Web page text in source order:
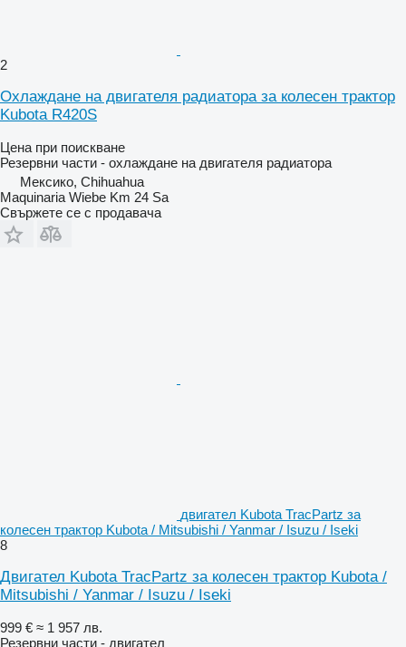
2
Охлаждане на двигателя радиатора за колесен трактор
Kubota R420S
Цена при поискване
Резервни части - охлаждане на двигателя радиатора
Мексико, Chihuahua
Maquinaria Wiebe Km 24 Sa
Свържете се с продавача
двигател Kubota TracPartz за
колесен трактор Kubota / Mitsubishi / Yanmar / Isuzu / Iseki
8
Двигател Kubota TracPartz за колесен трактор Kubota /
Mitsubishi / Yanmar / Isuzu / Iseki
999 € ≈ 1 957 лв.
Резервни части - двигател